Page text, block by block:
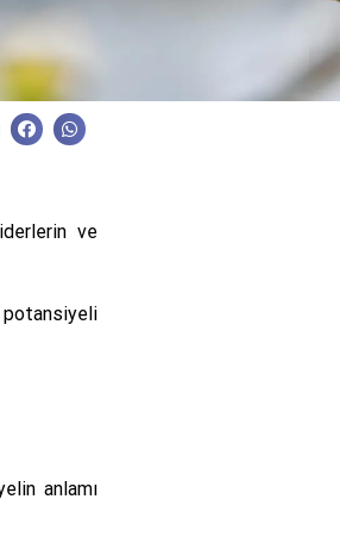
ve
potansiyeli
anlamı